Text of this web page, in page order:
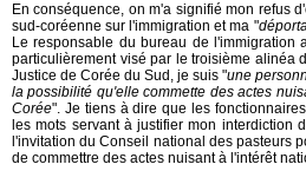
En conséquence, on m'a signifié mon refus
sud-coréenne sur l'immigration et ma "
Le responsable du bureau de
particulièrement visé par le troisième alinéa
Justice de Corée du Sud, je suis "une
la possibilité qu'elle commette des actes
Corée". Je tiens à dire que les
les mots servant à justifier mon interdiction
l'invitation du Conseil national des pasteurs
de commettre des actes nuisant à l'intérêt